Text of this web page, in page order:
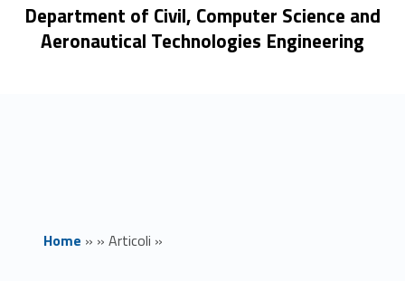
Department of Civil, Computer Science and
Aeronautical Technologies Engineering
Home » » Articoli »